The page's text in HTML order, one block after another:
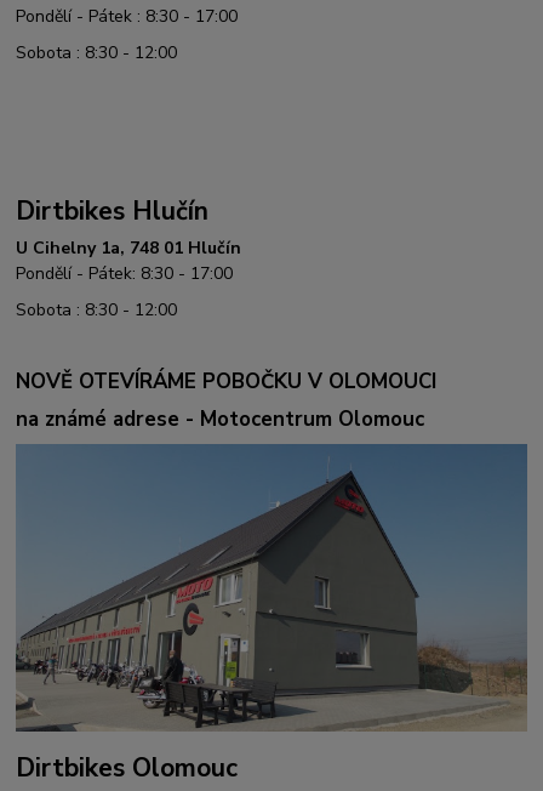
Pondělí - Pátek : 8:30 - 17:00
Sobota : 8:30 - 12:00
Dirtbikes Hlučín
U Cihelny 1a, 748 01 Hlučín
Pondělí - Pátek: 8:30 - 17:00
Sobota : 8:30 - 12:00
NOVĚ OTEVÍRÁME POBOČKU V OLOMOUCI
na známé adrese - Motocentrum Olomouc
Dirtbikes Olomouc